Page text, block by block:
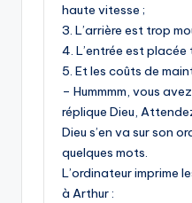
haute vitesse ;
3. L’arrière est trop
4. L’entrée est
5. Et les coûts de
– Hummmm, vous
réplique Dieu,
Dieu s’en va sur son
quelques mots.
L’ordinateur imprime
à Arthur :